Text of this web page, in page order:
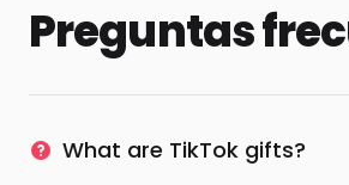
Preguntas
What are TikTok gifts?